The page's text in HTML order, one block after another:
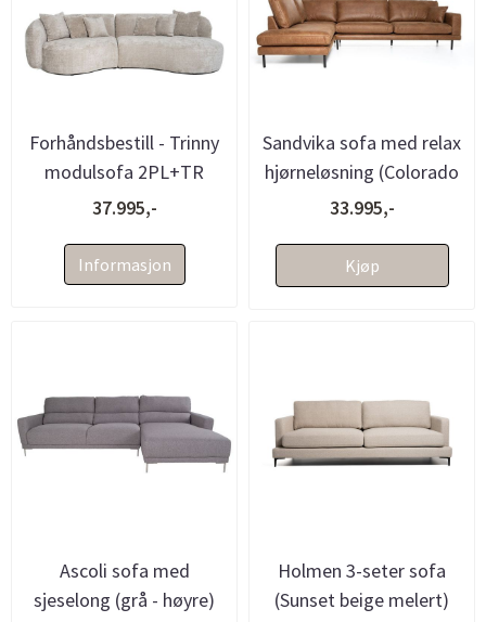
Forhåndsbestill - Trinny
modulsofa 2PL+TR
(Marbella 04 - 284x131)
37.995,-
Informasjon
Sandvika sofa med relax
hjørneløsning (Colorado
03 - 210x309)
33.995,-
Kjøp
Ascoli sofa med
sjeselong (grå - høyre)
Holmen 3-seter sofa
(Sunset beige melert)